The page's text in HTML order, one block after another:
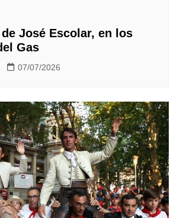
José Escolar, en los
Gas
07/07/2026